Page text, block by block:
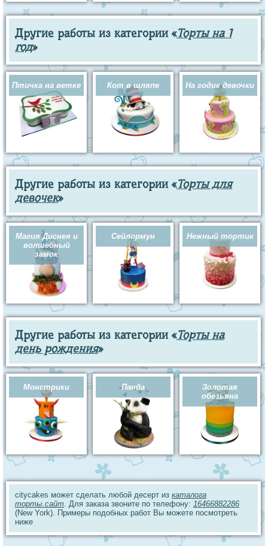
Другие работы из категории «Торты на 1
год»
Птичка на ветке Кот в шляпе На годик девочки
Другие работы из категории «Торты для
девочек»
Магия Диснея и
волшебный
замок
Сейлормун Нежный тортик
Другие работы из категории «Торты на
день рождения»
Монстрики Панда
Золотая
обезьяна
citycakes может сделать любой десерт из каталога
торты.сайт. Для заказа звоните по телефону: 16466882286
(New York). Примеры подобных работ Вы можете посмотреть
ниже